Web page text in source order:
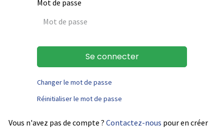
Mot de passe
Se connecter
Changer le mot de passe
Réinitialiser le mot de passe
Vous n'avez pas de compte ? Contactez-nous pour en créer